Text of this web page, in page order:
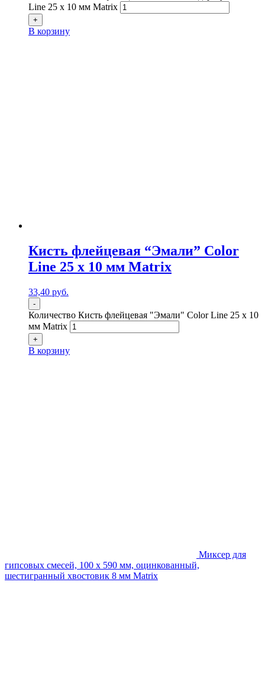
Line 25 х 10 мм Matrix
+
В корзину
Кисть флейцевая “Эмали” Color
Line 25 х 10 мм Matrix
33,40 руб.
-
Количество Кисть флейцевая "Эмали" Color Line 25 х 10
мм Matrix
+
В корзину
Миксер для
гипсовых смесей, 100 х 590 мм, оцинкованный,
шестигранный хвостовик 8 мм Matrix